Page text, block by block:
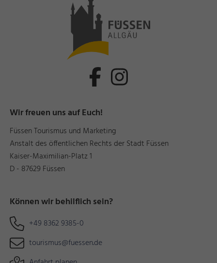
Wir freuen uns auf Euch!
Füssen Tourismus und Marketing
Anstalt des öffentlichen Rechts der Stadt Füssen
Kaiser-Maximilian-Platz 1
D - 87629 Füssen
Können wir behilflich sein?
+49 8362 9385-0
tourismus@fuessen.de